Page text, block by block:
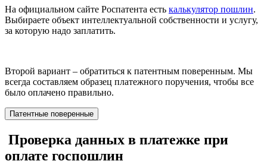
На официальном сайте Роспатента есть калькулятор пошлин.
Выбираете объект интеллектуальной собственности и услугу,
за которую надо заплатить.
Второй вариант – обратиться к патентным поверенным. Мы
всегда составляем образец платежного поручения, чтобы все
было оплачено правильно.
Патентные поверенные
Проверка данных в платежке при
оплате госпошлин